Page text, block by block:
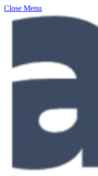
Close Menu